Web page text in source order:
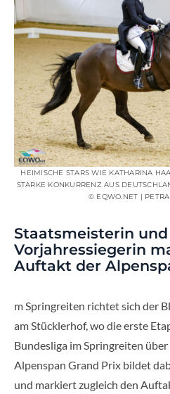
HEIMISCHE STARS WIE KATHARINA
STARKE KONKURRENZ AUS
© EQWO.NET |
Staatsmeisterin und
Vorjahressiegerin
Auftakt der
m Springreiten richtet sich der
am Stücklerhof, wo die erste
Bundesliga im Springreiten
Alpenspan Grand Prix bildet
und markiert zugleich den